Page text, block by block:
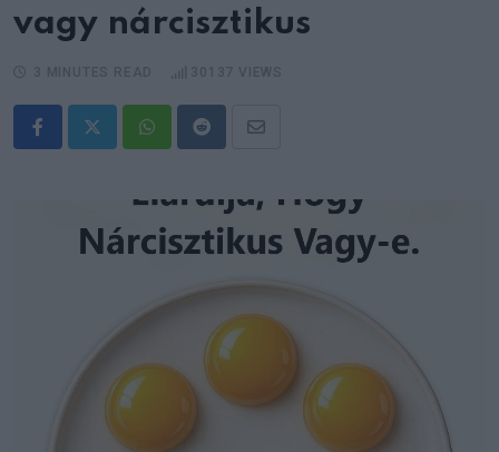
vagy nárcisztikus
WhatsappRedditShare
Email